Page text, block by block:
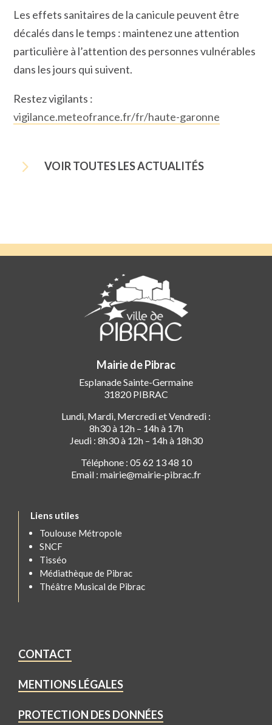
Les effets sanitaires de la canicule peuvent être
décalés dans le temps : maintenez une attention
particulière à l’attention des personnes vulnérables
dans les jours qui suivent.
Restez vigilants :
vigilance.meteofrance.fr/fr/haute-garonne
5 VOIR TOUTES LES ACTUALITÉS
Mairie de Pibrac
Esplanade Sainte-Germaine
31820 PIBRAC
Lundi, Mardi, Mercredi et Vendredi :
8h30 à 12h – 14h à 17h
Jeudi : 8h30 à 12h – 14h à 18h30
Téléphone : 05 62 13 48 10
Email : mairie@mairie-pibrac.fr
Liens utiles
Toulouse Métropole
SNCF
Tisséo
Médiathèque de Pibrac
Théâtre Musical de Pibrac
CONTACT
MENTIONS LÉGALES
PROTECTION DES DONNÉES